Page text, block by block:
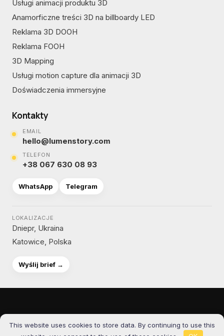
Usługi animacji produktu 3D
Anamorficzne treści 3D na billboardy LED
Reklama 3D DOOH
Reklama FOOH
3D Mapping
Usługi motion capture dla animacji 3D
Doświadczenia immersyjne
Kontakty
EMAIL
hello@lumenstory.com
TELEFON
+38 067 630 08 93
WhatsApp Telegram
LOKALIZACJE
Dniepr, Ukraina
Katowice, Polska
Wyślij brief →
This website uses cookies to store data. By continuing to use this